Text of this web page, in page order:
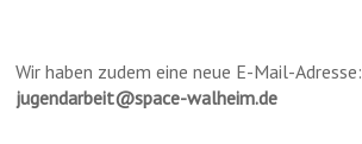
Wir haben zudem eine neue E-Mail-Adresse:
jugendarbeit@space-walheim.de